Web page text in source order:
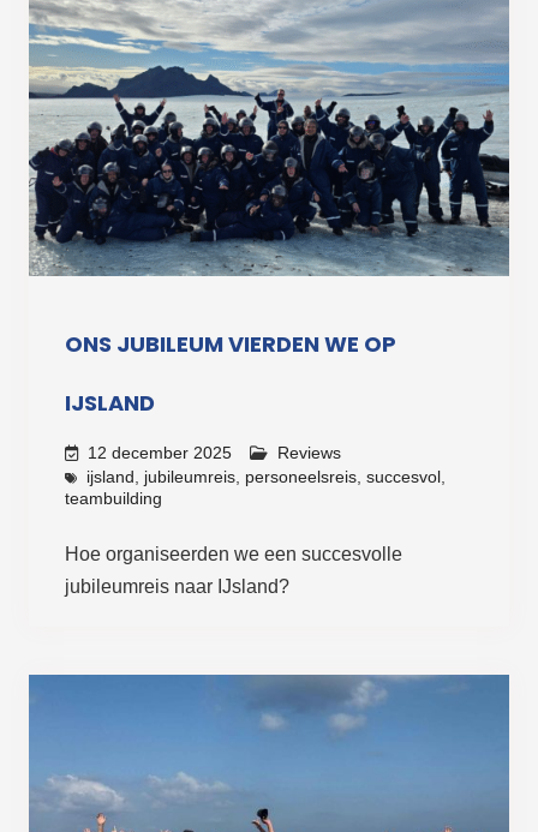
ONS JUBILEUM VIERDEN WE OP
IJSLAND
12 december 2025
Reviews
ijsland
jubileumreis, personeelsreis, succesvol,
teambuilding
Hoe organiseerden we een succesvolle
jubileumreis naar IJsland?